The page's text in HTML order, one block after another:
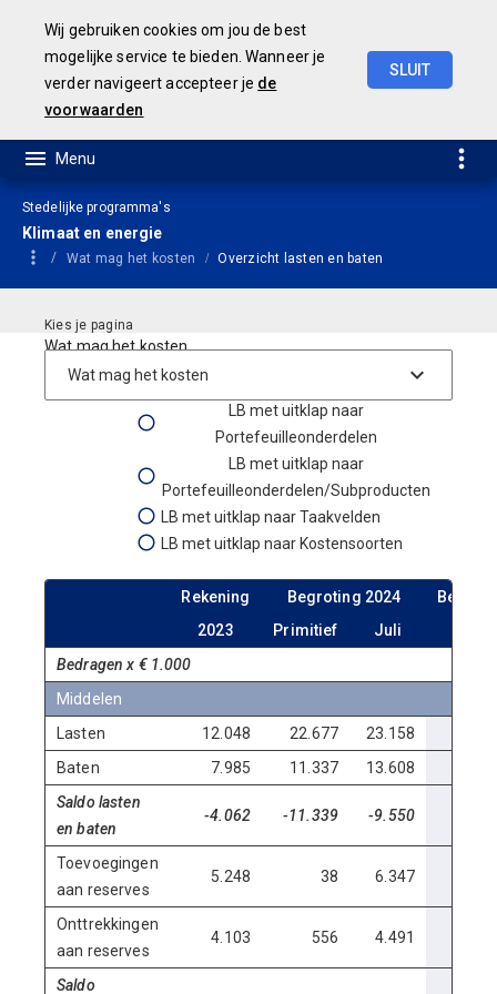
Wij gebruiken cookies om jou de best
mogelijke service te bieden. Wanneer je
verder navigeert accepteer je de
voorwaarden
SLUIT
Stedelijke programma's
Klimaat en energie
Wat mag het kosten Overzicht lasten en baten
Wat mag het kosten
Lasten Baten Begroting
LB met uitklap naar
Portefeuilleonderdelen
LB met uitklap naar
Portefeuilleonderdelen/Subproducten
LB met uitklap naar Taakvelden
LB met uitklap naar Kostensoorten
Rekening Begroting 2024
2023
Primitief Juli
Bedragen x € 1.000
Middelen
Lasten
12.048 22.677 23.158
Baten
7.985 11.337 13.608
Saldo lasten
en baten
-4.062 -11.339 -9.550
Toevoegingen
aan reserves
5.248 38 6.347
Onttrekkingen
aan reserves
4.103 556 4.491
Saldo